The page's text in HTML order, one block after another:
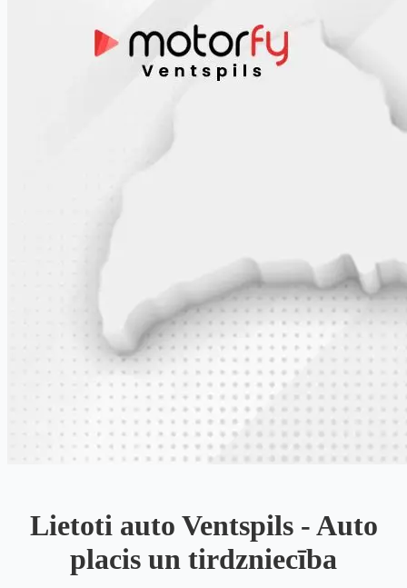
Lietoti auto Ventspils - Auto
placis un tirdzniecība